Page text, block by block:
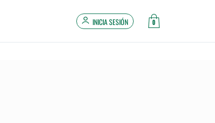
INICIA SESIÓN 0